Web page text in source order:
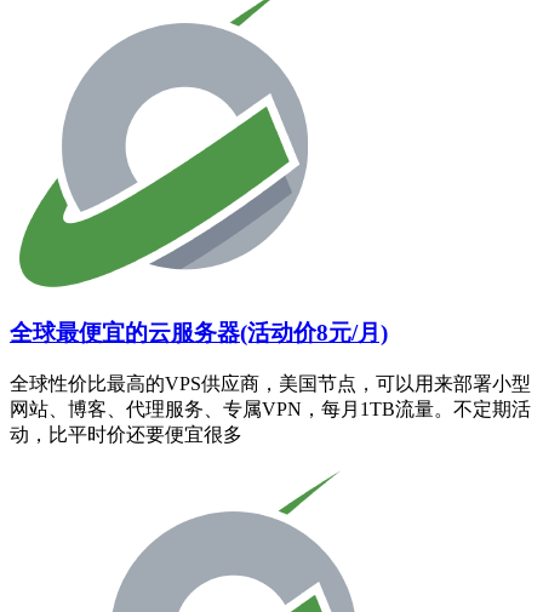
全球最便宜的云服务器(活动价8元/月)
全球性价比最高的VPS供应商，美国节点，可以用来部署小型
网站、博客、代理服务、专属VPN，每月1TB流量。不定期活
动，比平时价还要便宜很多